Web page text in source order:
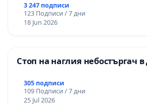
3 247 подписи
123 Подписи / 7 дни
18 Jun 2026
Стоп на наглия небостъргач
305 подписи
109 Подписи / 7 дни
25 Jul 2026